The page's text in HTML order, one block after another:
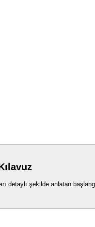
detaylı şekilde anlatan